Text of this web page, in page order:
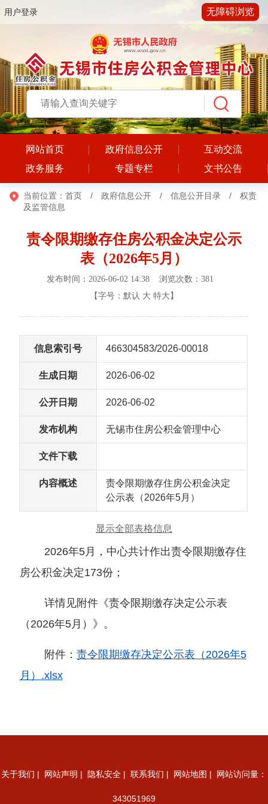
用户登录 无障碍浏览
网站首页 政府信息公开
互动交流
政务服务
专题专栏 文书公告
当前位置： 首页 / 政府信息公开 / 信息公开目录 /
权责
及监管信息
责令限期缴存住房公积金决定公示
表（2026年5月）
发布时间：2026-06-02 14:38 浏览次数： 381
【字号： 默认 大 特大 】
信息索引号 466304583/2026-00018
生成日期 2026-06-02
公开日期 2026-06-02
发布机构 无锡市住房公积金管理中心
文件下载
内容概述
责令限期缴存住房公积金决定
公示表（2026年5月）
显示全部表格信息
2026年5月，中心共计作出责令限期缴存住
房公积金决定173份；
详情见附件《责令限期缴存决定公示表
（2026年5月）》。
附件： 责令限期缴存决定公示表（2026年5
月）.xlsx
关于我们 网站声明 隐私安全 联系我们 网站地图 | 网站访问量：
343051969